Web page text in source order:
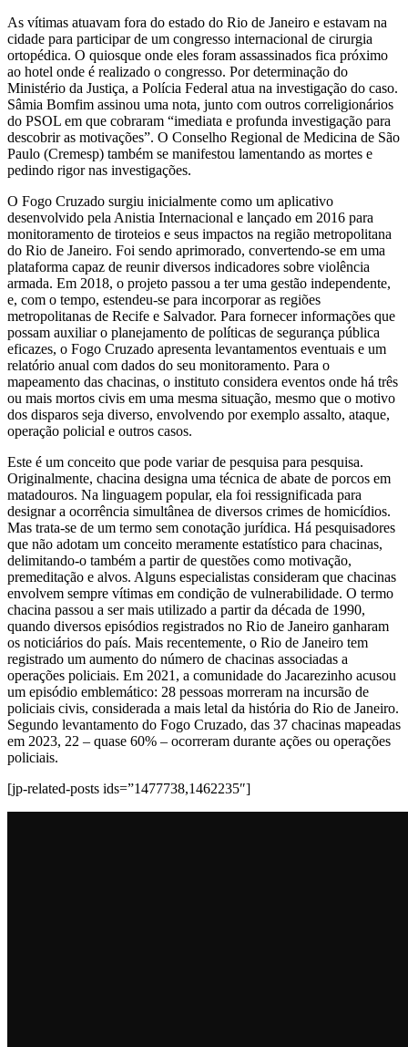
As vítimas atuavam fora do estado do Rio de Janeiro e estavam na
cidade para participar de um congresso internacional de cirurgia
ortopédica. O quiosque onde eles foram assassinados fica próximo
ao hotel onde é realizado o congresso. Por determinação do
Ministério da Justiça, a Polícia Federal atua na investigação do caso.
Sâmia Bomfim assinou uma nota, junto com outros correligionários
do PSOL em que cobraram “imediata e profunda investigação para
descobrir as motivações”. O Conselho Regional de Medicina de São
Paulo (Cremesp) também se manifestou lamentando as mortes e
pedindo rigor nas investigações.
O Fogo Cruzado surgiu inicialmente como um aplicativo
desenvolvido pela Anistia Internacional e lançado em 2016 para
monitoramento de tiroteios e seus impactos na região metropolitana
do Rio de Janeiro. Foi sendo aprimorado, convertendo-se em uma
plataforma capaz de reunir diversos indicadores sobre violência
armada. Em 2018, o projeto passou a ter uma gestão independente,
e, com o tempo, estendeu-se para incorporar as regiões
metropolitanas de Recife e Salvador. Para fornecer informações que
possam auxiliar o planejamento de políticas de segurança pública
eficazes, o Fogo Cruzado apresenta levantamentos eventuais e um
relatório anual com dados do seu monitoramento. Para o
mapeamento das chacinas, o instituto considera eventos onde há três
ou mais mortos civis em uma mesma situação, mesmo que o motivo
dos disparos seja diverso, envolvendo por exemplo assalto, ataque,
operação policial e outros casos.
Este é um conceito que pode variar de pesquisa para pesquisa.
Originalmente, chacina designa uma técnica de abate de porcos em
matadouros. Na linguagem popular, ela foi ressignificada para
designar a ocorrência simultânea de diversos crimes de homicídios.
Mas trata-se de um termo sem conotação jurídica. Há pesquisadores
que não adotam um conceito meramente estatístico para chacinas,
delimitando-o também a partir de questões como motivação,
premeditação e alvos. Alguns especialistas consideram que chacinas
envolvem sempre vítimas em condição de vulnerabilidade. O termo
chacina passou a ser mais utilizado a partir da década de 1990,
quando diversos episódios registrados no Rio de Janeiro ganharam
os noticiários do país. Mais recentemente, o Rio de Janeiro tem
registrado um aumento do número de chacinas associadas a
operações policiais. Em 2021, a comunidade do Jacarezinho acusou
um episódio emblemático: 28 pessoas morreram na incursão de
policiais civis, considerada a mais letal da história do Rio de Janeiro.
Segundo levantamento do Fogo Cruzado, das 37 chacinas mapeadas
em 2023, 22 – quase 60% – ocorreram durante ações ou operações
policiais.
[jp-related-posts ids=”1477738,1462235″]